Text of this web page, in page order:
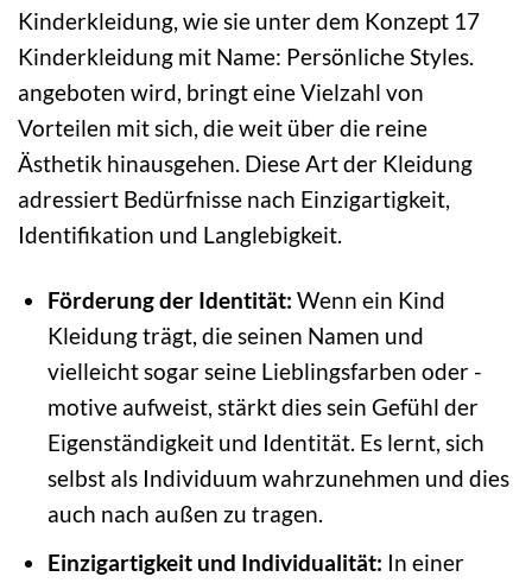
Kinderkleidung, wie sie unter dem Konzept 17
Kinderkleidung mit Name: Persönliche Styles.
angeboten wird, bringt eine Vielzahl von
Vorteilen mit sich, die weit über die reine
Ästhetik hinausgehen. Diese Art der Kleidung
adressiert Bedürfnisse nach Einzigartigkeit,
Identifikation und Langlebigkeit.
Förderung der Identität: Wenn ein Kind
Kleidung trägt, die seinen Namen und
vielleicht sogar seine Lieblingsfarben oder -
motive aufweist, stärkt dies sein Gefühl der
Eigenständigkeit und Identität. Es lernt, sich
selbst als Individuum wahrzunehmen und dies
auch nach außen zu tragen.
Einzigartigkeit und Individualität: In einer